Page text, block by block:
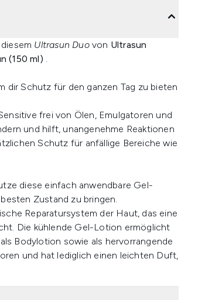
Ultrasun Duovon Ultrasun
(150 ml) .
dir Schutz für den ganzen Tag zu bieten
frei von Ölen, Emulgatoren und
und hilft, unangenehme Reaktionen
Schutz für anfällige Bereiche wie
diese einfach anwendbare Gel-
Zustand zu bringen.
Reparatursystem der Haut, das eine
Die kühlende Gel-Lotion ermöglicht
Bodylotion sowie als hervorrangende
und hat lediglich einen leichten Duft,